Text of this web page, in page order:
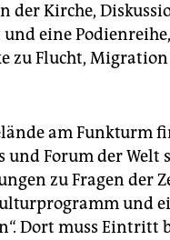
der Kirche,
eine
zu Flucht,
am Funkturm
und Forum der Welt
zu Fragen der
und
Dort muss Eintritt